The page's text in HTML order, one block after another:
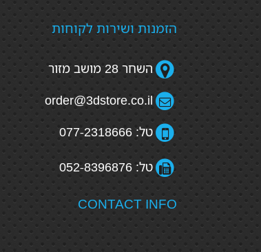
הזמנות ושירות לקוחות
השחר 28 מושב מזור
order@3dstore.co.il
טל: 077-2318666
טל: 052-8396876
CONTACT INFO